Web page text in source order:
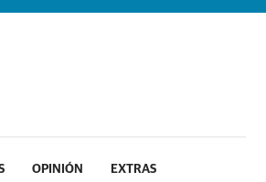
OPINIÓN EXTRAS